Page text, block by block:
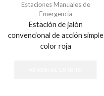
Estaciones Manuales de
Emergencia
Estación de jalón
convencional de acción simple
color roja